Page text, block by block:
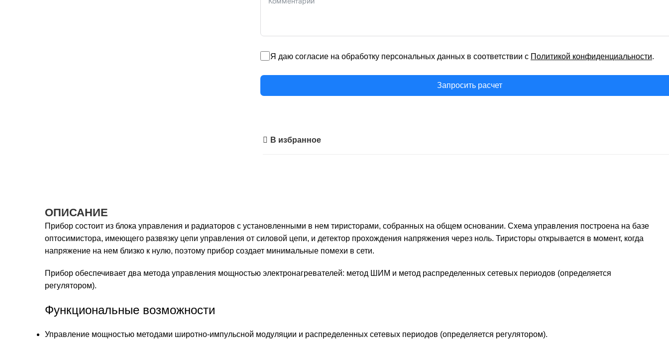
Я даю согласие на обработку персональных данных в соответствии с Политикой конфиденциальности.
Запросить расчет
В избранное
ОПИСАНИЕ
Прибор состоит из блока управления и радиаторов с установленными в нем тиристорами, собранных на общем основании. Схема управления построена на базе
оптосимистора, имеющего развязку цепи управления от силовой цепи, и детектор прохождения напряжения через ноль. Тиристоры открывается в момент, когда
напряжение на нем близко к нулю, поэтому прибор создает минимальные помехи в сети.
Прибор обеспечивает два метода управления мощностью электронагревателей: метод ШИМ и метод распределенных сетевых периодов (определяется
регулятором).
Функциональные возможности
Управление мощностью методами широтно-импульсной модуляции и распределенных сетевых периодов (определяется регулятором).